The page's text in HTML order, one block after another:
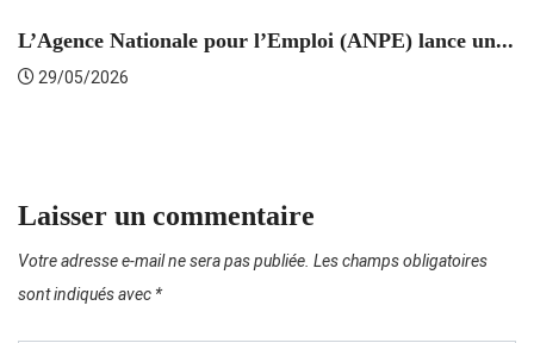
L’Agence Nationale pour l’Emploi (ANPE) lance un...
29/05/2026
Laisser un commentaire
Votre adresse e-mail ne sera pas publiée. Les champs obligatoires
sont indiqués avec *